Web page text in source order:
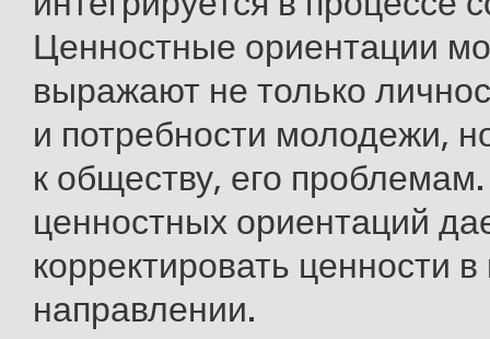
Ценностные ориентации
выражают не только
и потребности молодежи,
к обществу, его
ценностных ориентаций
корректировать ценности
направлении.